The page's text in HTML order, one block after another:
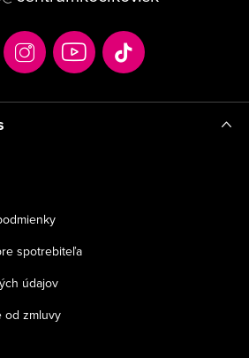
spotrebiteľa
údajov
od zmluvy